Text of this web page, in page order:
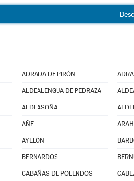
ADRADA DE PIRÓN
ALDEALENGUA DE PEDRAZA
ALDEASOÑA
AÑE
AYLLÓN
BERNARDOS
CABAÑAS DE POLENDOS